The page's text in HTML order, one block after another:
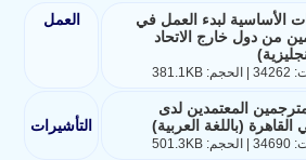
الأساسية لبدء العمل في
من دول خارج الاتحاد
العمل
المعتمدين لدى
القاهرة (باللغة العربية)
التأشيرات